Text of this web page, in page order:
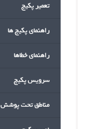
تعمیر پکیج
راهنمای پکیج ها
راهنمای خطاها
سرویس پکیج
مناطق تحت پوشش